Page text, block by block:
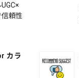
信頼性
カラ